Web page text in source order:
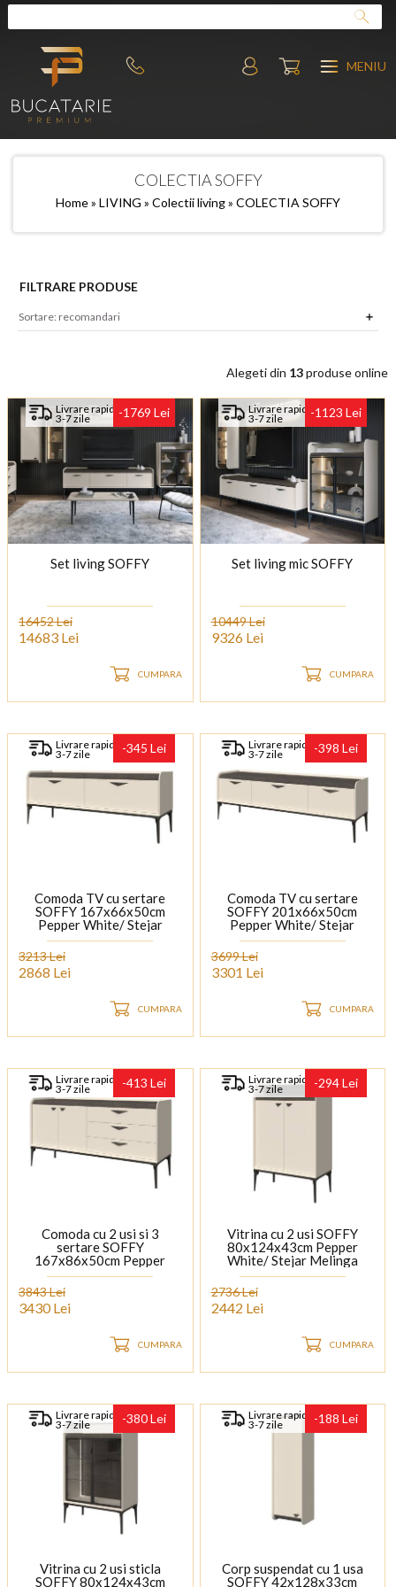
MENIU
COLECTIA SOFFY
Home» LIVING » Colectii living» COLECTIA SOFFY
FILTRARE PRODUSE
Alegeti din 13produse online
Livrare rapida
3-7 zile -1769 Lei
Set living SOFFY
16452 Lei
14683 Lei
CUMPARA
Livrare rapida
3-7 zile -1123 Lei
Set living mic SOFFY
10449 Lei
9326 Lei
CUMPARA
Livrare rapida
3-7 zile -345 Lei
Comoda TV cu sertare
SOFFY 167x66x50cm
Pepper White/ Stejar
Melinga
3213 Lei
2868 Lei
CUMPARA
Livrare rapida
3-7 zile -398 Lei
Comoda TV cu sertare
SOFFY 201x66x50cm
Pepper White/ Stejar
Melinga
3699 Lei
3301 Lei
CUMPARA
Livrare rapida
3-7 zile -413 Lei
Comoda cu 2 usi si 3
sertare SOFFY
167x86x50cm Pepper
White/ Stejar Melinga
3843 Lei
3430 Lei
CUMPARA
Livrare rapida
3-7 zile -294 Lei
Vitrina cu 2 usi SOFFY
80x124x43cm Pepper
White/ Stejar Melinga
2736 Lei
2442 Lei
CUMPARA
Livrare rapida
3-7 zile -380 Lei
Vitrina cu 2 usi sticla
SOFFY 80x124x43cm
Livrare rapida
3-7 zile -188 Lei
Corp suspendat cu 1 usa
SOFFY 42x128x33cm